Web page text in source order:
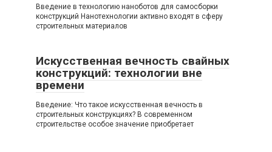
Введение в технологию наноботов для самосборки
конструкций Нанотехнологии активно входят в сферу
строительных материалов
Искусственная вечность свайных
конструкций: технологии вне
времени
Введение: Что такое искусственная вечность в
строительных конструкциях? В современном
строительстве особое значение приобретает